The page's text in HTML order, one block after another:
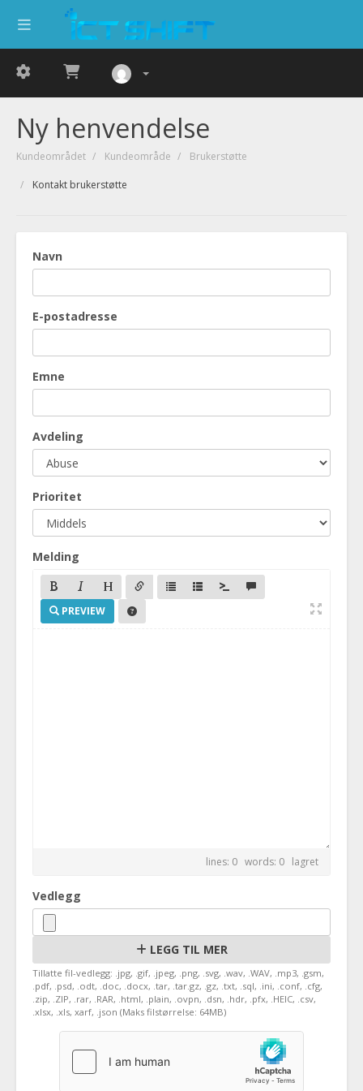
Ny henvendelse
Kundeområdet Kundeområde Brukerstøtte
Kontakt brukerstøtte
Navn
E-postadresse
Emne
Avdeling
Prioritet
Melding
PREVIEW
lines: 0 words: 0 lagret
Vedlegg
LEGG TIL MER
Tillatte fil-vedlegg: .jpg, .gif, .jpeg, .png, .svg, .wav, .WAV, .mp3, .gsm,
.pdf, .psd, .odt, .doc, .docx, .tar, .tar.gz, .gz, .txt, .sql, .ini, .conf, .cfg,
.zip, .ZIP, .rar, .RAR, .html, .plain, .ovpn, .dsn, .hdr, .pfx, .HEIC, .csv,
.xlsx, .xls, xarf, .json (Maks filstørrelse: 64MB)